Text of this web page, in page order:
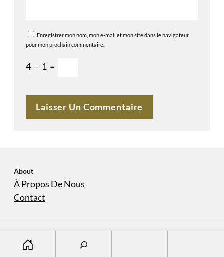
Enregistrer mon nom, mon e-mail et mon site dans le navigateur
pour mon prochain commentaire.
4 − 1 =
About
À Propos De Nous
Contact
Copyright © 2023